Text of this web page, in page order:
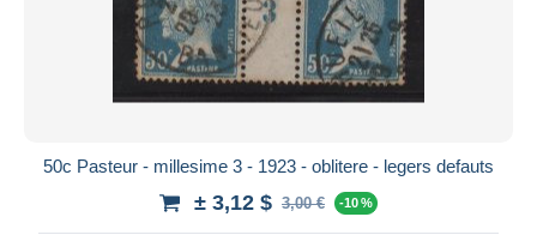
50c Pasteur - millesime 3 - 1923 - oblitere - legers defauts
± 3,12 $ 3,00 € -10 %